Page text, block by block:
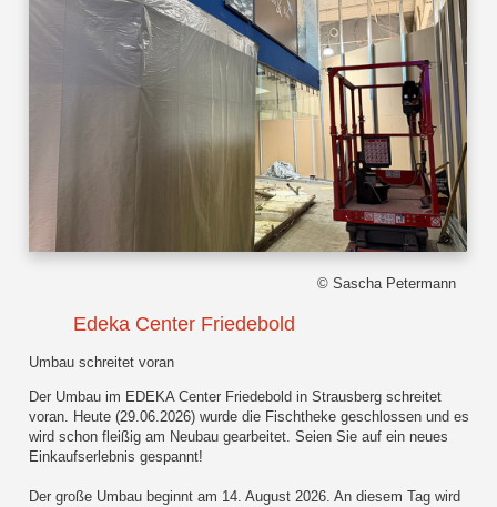
© Sascha Petermann
Edeka Center Friedebold
Umbau schreitet voran
Der Umbau im EDEKA Center Friedebold in Strausberg schreitet
voran. Heute (29.06.2026) wurde die Fischtheke geschlossen und es
wird schon fleißig am Neubau gearbeitet. Seien Sie auf ein neues
Einkaufserlebnis gespannt!
Der große Umbau beginnt am 14. August 2026. An diesem Tag wird